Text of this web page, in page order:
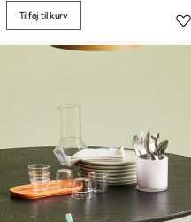
Tilføj til kurv